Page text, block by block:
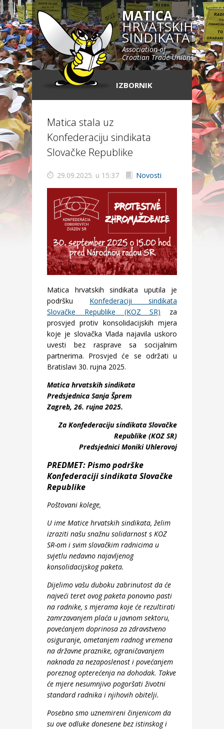
MATICA
HRVATSKIH
SINDIKATA
Association of
Croatian Trade Unions
IZBORNIK
Matica stala uz
Konfederaciju sindikata
Slovačke Republike
29.09.2025. u 15:37 Novosti
Matica hrvatskih sindikata uputila je
podršku Konfederaciji sindikata
Slovačke Republike (KOZ SR) za
prosvjed protiv konsolidacijskih mjera
koje je slovačka Vlada najavila uskoro
uvesti bez rasprave sa socijalnim
partnerima. Prosvjed će se održati u
Bratislavi 30. rujna 2025.
Matica hrvatskih sindikata
Predsjednica Sanja Šprem
Zagreb, 26. rujna 2025.
Za Konfederaciju sindikata Slovačke
Republike (KOZ SR)
Predsjednici Moniki Uhlerovoj
PREDMET:Pismo podrške
Konfederaciji sindikata Slovačke
Republike
Poštovani kolege,
U ime Matice hrvatskih sindikata, želim
izraziti našu snažnu solidarnost s KOZ
SR-om i svim slovačkim radnicima u
svjetlu nedavno najavljenog
konsolidacijskog paketa.
Dijelimo vašu duboku zabrinutost da će
najveći teret ovog paketa ponovno pasti
na radnike, s mjerama koje će rezultirati
zamrzavanjem plaća u javnom sektoru,
povećanjem doprinosa za zdravstveno
osiguranje, ometanjem radnog vremena
na državne praznike, ograničavanjem
naknada za nezaposlenost i povećanjem
poreznog opterećenja na dohodak. Takve
će mjere nesumnjivo pogoršati životni
standard radnika i njihovih obitelji.
Posebno smo uznemireni činjenicom da
su ove odluke donesene bez istinskog i